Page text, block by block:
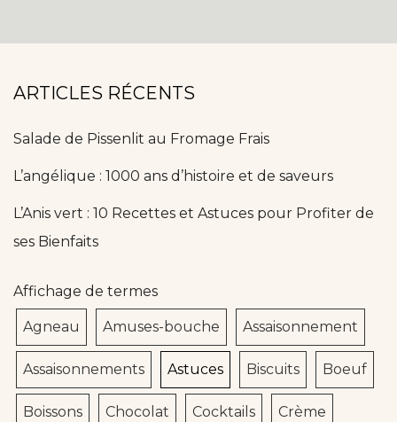
ARTICLES RÉCENTS
Salade de Pissenlit au Fromage Frais
L’angélique : 1000 ans d’histoire et de saveurs
L’Anis vert : 10 Recettes et Astuces pour Profiter de
ses Bienfaits
Affichage de termes
Agneau Amuses-bouche Assaisonnement
Assaisonnements Astuces Biscuits Boeuf
Boissons Chocolat Cocktails Crème